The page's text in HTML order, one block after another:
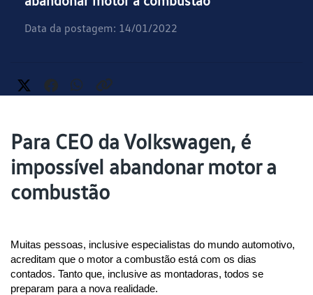
Data da postagem: 14/01/2022
Para CEO da Volkswagen, é
impossível abandonar motor a
combustão
Muitas pessoas, inclusive especialistas do mundo automotivo,
acreditam que o motor a combustão está com os dias
contados. Tanto que, inclusive as montadoras, todos se
preparam para a nova realidade.